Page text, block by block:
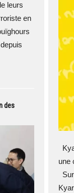
leurs
en
des
une